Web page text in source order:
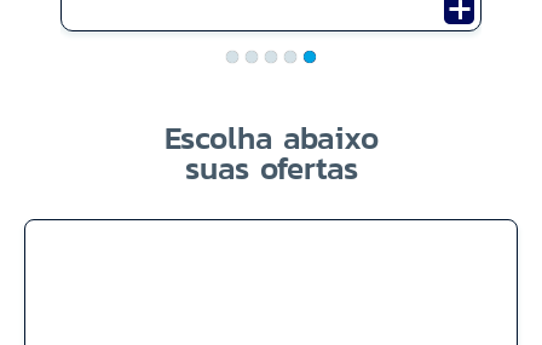
Escolha abaixo
suas ofertas